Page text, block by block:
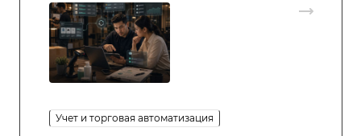
Учет и торговая автоматизация